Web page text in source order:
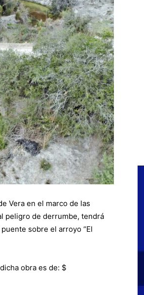
Vera en el marco de las
peligro de derrumbe, tendrá
sobre el arroyo “El
obra es de: $